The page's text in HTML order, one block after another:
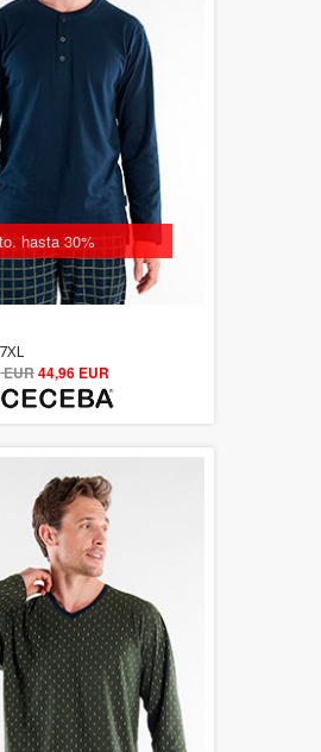
hasta 30%
5.00
out of 544,96 EUR